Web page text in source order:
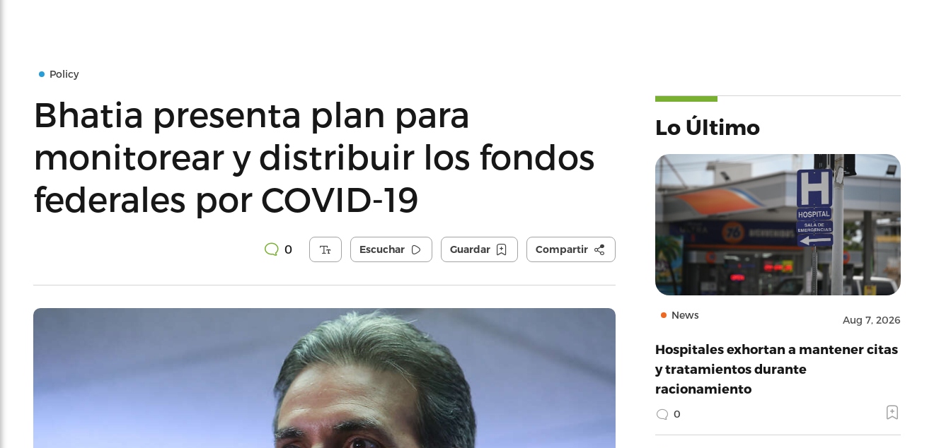
Policy
Bhatia presenta plan para
monitorear y distribuir los fondos
federales por COVID-19
0 Escuchar Guardar Compartir
Lo Último
News Aug 7, 2026
Hospitales exhortan a mantener citas
y tratamientos durante
racionamiento
0